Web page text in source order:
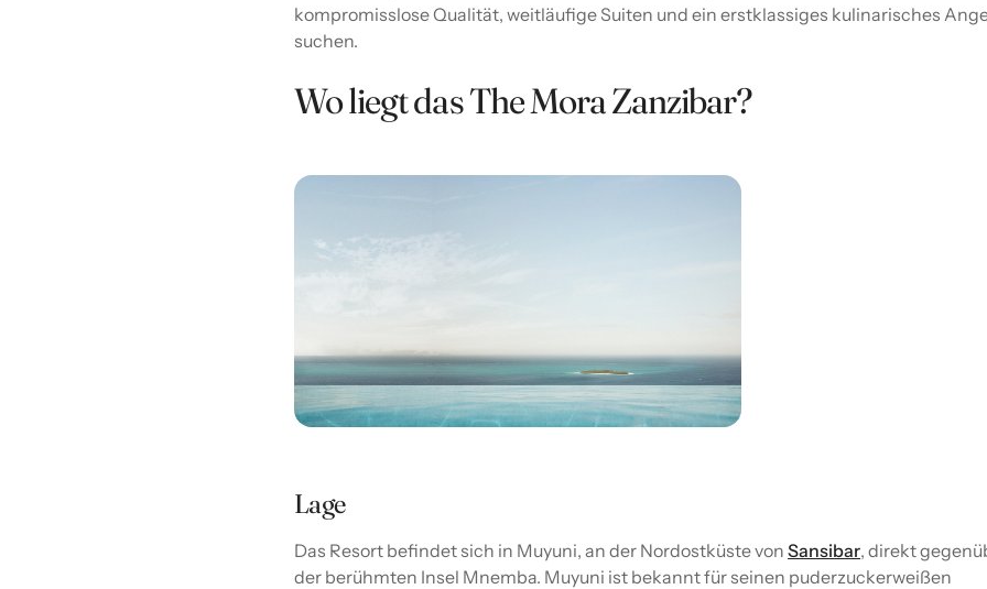
kompromisslose Qualität, weitläufige Suiten und ein erstklassiges kulinarisches
suchen.
Wo liegt das The Mora Zanzibar?
Lage
Das Resort befindet sich in Muyuni, an der Nordostküste vonSansibar, direkt
der berühmten Insel Mnemba. Muyuni ist bekannt für seinen puderzuckerweißen